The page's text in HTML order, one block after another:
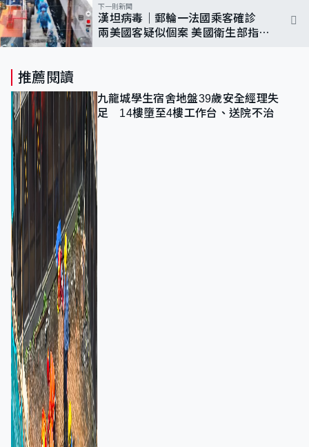
下一則新聞
漢坦病毒｜郵輪一法國乘客確診
兩美國客疑似個案 美國衛生部指大
推薦閱讀
九龍城學生宿舍地盤39歲安全經理失
足 14樓墮至4樓工作台、送院不治